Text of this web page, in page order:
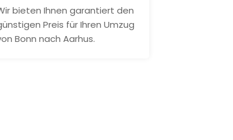
bieten Ihnen garantiert den
Preis für Ihren Umzug
Bonn nach Aarhus.